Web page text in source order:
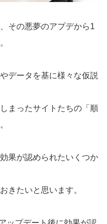
その悪夢のアプデから1
データを基に様々な仮説
まったサイトたちの「順
果が認められたいくつか
きたいと思います。